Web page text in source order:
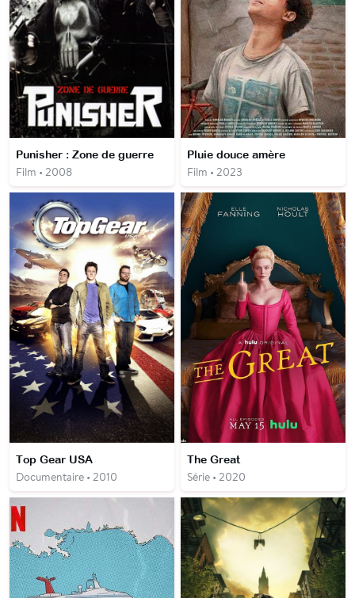
Punisher : Zone de guerre
Film • 2008
Pluie douce amère
Film • 2023
Top Gear USA
Documentaire • 2010
The Great
Série • 2020